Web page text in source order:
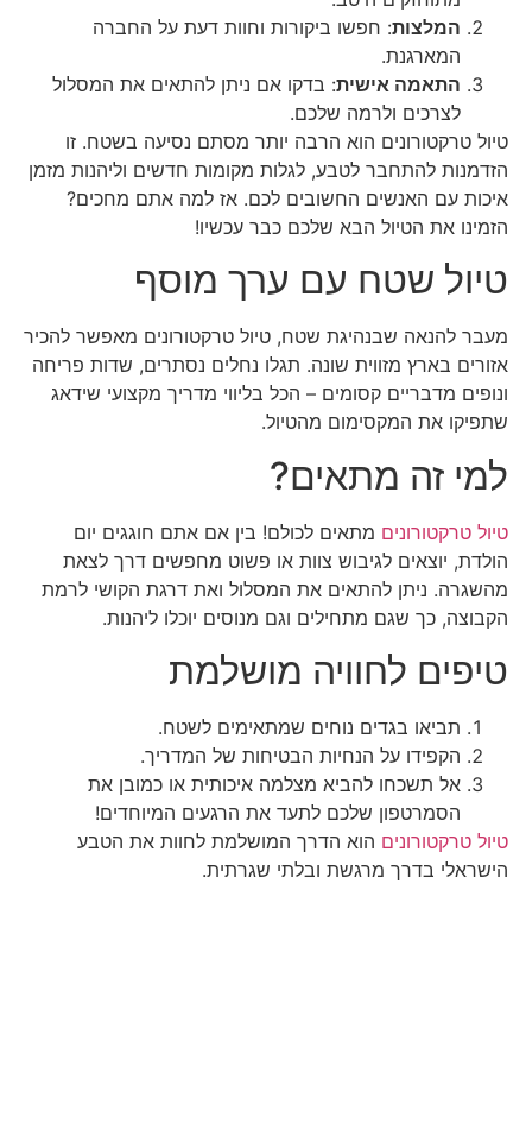
המלצות: חפשו ביקורות וחוות דעת על החברה
המארגנת.
התאמה אישית: בדקו אם ניתן להתאים את המסלול
לצרכים ולרמה שלכם.
טיול טרקטורונים הוא הרבה יותר מסתם נסיעה בשטח. זו
הזדמנות להתחבר לטבע, לגלות מקומות חדשים וליהנות מזמן
איכות עם האנשים החשובים לכם. אז למה אתם מחכים?
הזמינו את הטיול הבא שלכם כבר עכשיו!
טיול שטח עם ערך מוסף
מעבר להנאה שבנהיגת שטח, טיול טרקטורונים מאפשר להכיר
אזורים בארץ מזווית שונה. תגלו נחלים נסתרים, שדות פריחה
ונופים מדבריים קסומים – הכל בליווי מדריך מקצועי שידאג
שתפיקו את המקסימום מהטיול.
למי זה מתאים?
טיול טרקטורונים מתאים לכולם! בין אם אתם חוגגים יום
הולדת, יוצאים לגיבוש צוות או פשוט מחפשים דרך לצאת
מהשגרה. ניתן להתאים את המסלול ואת דרגת הקושי לרמת
הקבוצה, כך שגם מתחילים וגם מנוסים יוכלו ליהנות.
טיפים לחוויה מושלמת
תביאו בגדים נוחים שמתאימים לשטח.
הקפידו על הנחיות הבטיחות של המדריך.
אל תשכחו להביא מצלמה איכותית או כמובן את
הסמרטפון שלכם לתעד את הרגעים המיוחדים!
טיול טרקטורונים הוא הדרך המושלמת לחוות את הטבע
הישראלי בדרך מרגשת ובלתי שגרתית.